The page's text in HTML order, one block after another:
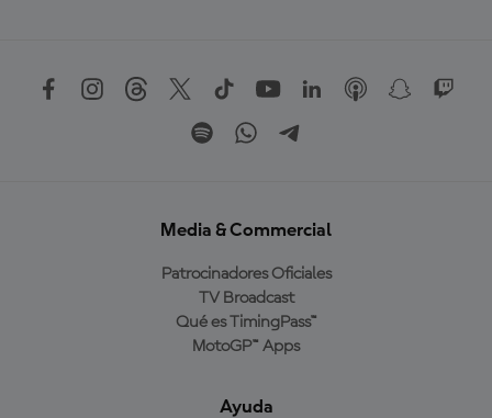
Media & Commercial
Patrocinadores Oficiales
TV Broadcast
Qué es TimingPass™
MotoGP™ Apps
Ayuda